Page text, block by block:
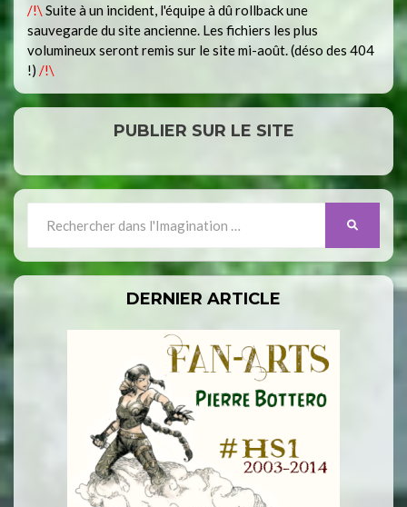
/!\ Suite à un incident, l'équipe à dû rollback une
sauvegarde du site ancienne. Les fichiers les plus
volumineux seront remis sur le site mi-août. (déso des 404
!) /!\
PUBLIER SUR LE SITE
for:
SEARCH
DERNIER ARTICLE